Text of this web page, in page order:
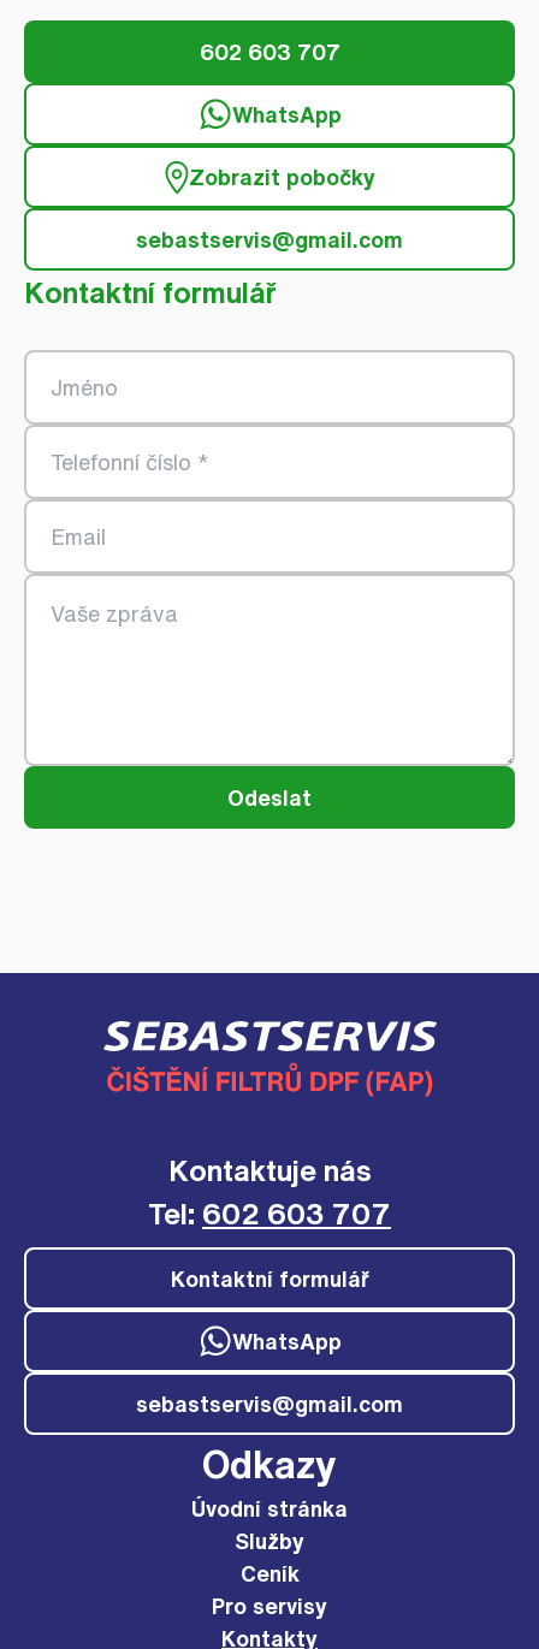
602 603 707
WhatsApp
Zobrazit pobočky
sebastservis@gmail.com
Kontaktní formulář
Odeslat
Kontaktuje nás
Tel: 602 603 707
Kontaktní formulář
WhatsApp
sebastservis@gmail.com
Odkazy
Úvodní stránka
Služby
Ceník
Pro servisy
Kontakty